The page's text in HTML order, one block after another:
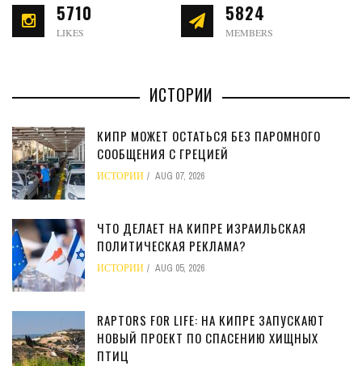
5710
LIKES
5824
MEMBERS
ИСТОРИИ
КИПР МОЖЕТ ОСТАТЬСЯ БЕЗ ПАРОМНОГО
СООБЩЕНИЯ С ГРЕЦИЕЙ
ИСТОРИИ AUG 07, 2026
ЧТО ДЕЛАЕТ НА КИПРЕ ИЗРАИЛЬСКАЯ
ПОЛИТИЧЕСКАЯ РЕКЛАМА?
ИСТОРИИ AUG 05, 2026
RAPTORS FOR LIFE: НА КИПРЕ ЗАПУСКАЮТ
НОВЫЙ ПРОЕКТ ПО СПАСЕНИЮ ХИЩНЫХ
ПТИЦ